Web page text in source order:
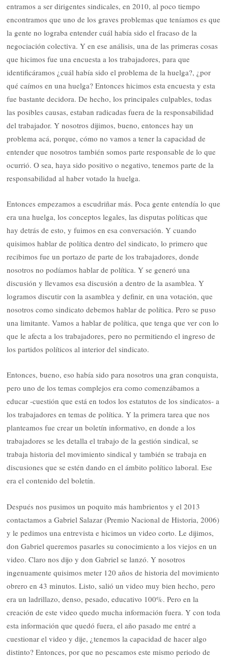
entramos a ser dirigentes sindicales, en 2010, al poco tiempo
encontramos que uno de los graves problemas que teníamos es que
la gente no lograba entender cuál había sido el fracaso de la
negociación colectiva. Y en ese análisis, una de las primeras cosas
que hicimos fue una encuesta a los trabajadores, para que
identificáramos ¿cuál había sido el problema de la huelga?, ¿por
qué caímos en una huelga? Entonces hicimos esta encuesta y esta
fue bastante decidora. De hecho, los principales culpables, todas
las posibles causas, estaban radicadas fuera de la responsabilidad
del trabajador. Y nosotros dijimos, bueno, entonces hay un
problema acá, porque, cómo no vamos a tener la capacidad de
entender que nosotros también somos parte responsable de lo que
ocurrió. O sea, haya sido positivo o negativo, tenemos parte de la
responsabilidad al haber votado la huelga.
Entonces empezamos a escudriñar más. Poca gente entendía lo que
era una huelga, los conceptos legales, las disputas políticas que
hay detrás de esto, y fuimos en esa conversación. Y cuando
quisimos hablar de política dentro del sindicato, lo primero que
recibimos fue un portazo de parte de los trabajadores, donde
nosotros no podíamos hablar de política. Y se generó una
discusión y llevamos esa discusión a dentro de la asamblea. Y
logramos discutir con la asamblea y definir, en una votación, que
nosotros como sindicato debemos hablar de política. Pero se puso
una limitante. Vamos a hablar de política, que tenga que ver con lo
que le afecta a los trabajadores, pero no permitiendo el ingreso de
los partidos políticos al interior del sindicato.
Entonces, bueno, eso había sido para nosotros una gran conquista,
pero uno de los temas complejos era como comenzábamos a
educar -cuestión que está en todos los estatutos de los sindicatos- a
los trabajadores en temas de política. Y la primera tarea que nos
planteamos fue crear un boletín informativo, en donde a los
trabajadores se les detalla el trabajo de la gestión sindical, se
trabaja historia del movimiento sindical y también se trabaja en
discusiones que se estén dando en el ámbito político laboral. Ese
era el contenido del boletín.
Después nos pusimos un poquito más hambrientos y el 2013
contactamos a Gabriel Salazar (Premio Nacional de Historia, 2006)
y le pedimos una entrevista e hicimos un video corto. Le dijimos,
don Gabriel queremos pasarles su conocimiento a los viejos en un
video. Claro nos dijo y don Gabriel se lanzó. Y nosotros
ingenuamente quisimos meter 120 años de historia del movimiento
obrero en 43 minutos. Listo, salió un video muy bien hecho, pero
era un ladrillazo, denso, pesado, educativo 100%. Pero en la
creación de este video quedo mucha información fuera. Y con toda
esta información que quedó fuera, el año pasado me entré a
cuestionar el video y dije, ¿tenemos la capacidad de hacer algo
distinto? Entonces, por que no pescamos este mismo periodo de